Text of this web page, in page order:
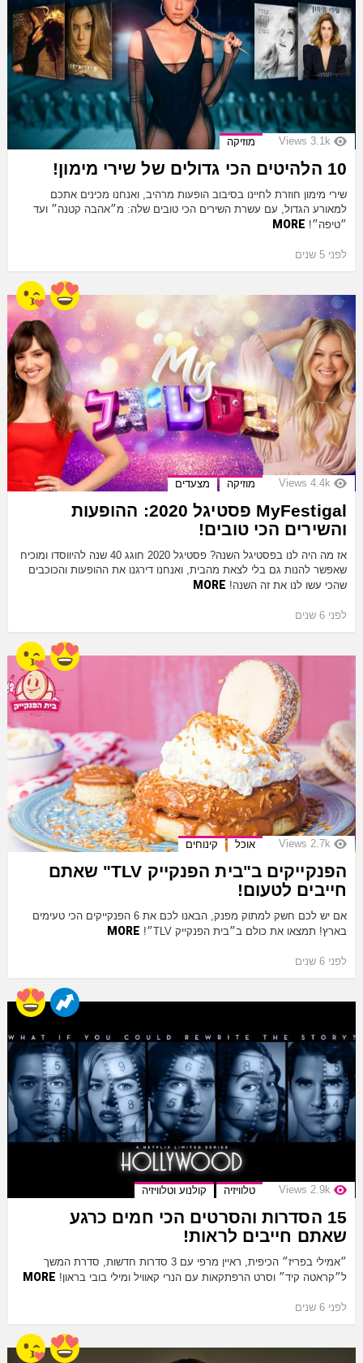
3.1k
Views מוזיקה
10 הלהיטים הכי גדולים של שירי מימון!
שירי מימון חוזרת לחיינו בסיבוב הופעות מרהיב, ואנחנו מכינים אתכם
למאורע הגדול, עם עשרת השירים הכי טובים שלה: מ״אהבה קטנה״ ועד
״טיפה״! MORE
לפני 5 שנים
4.4k
Views מוזיקה מצעדים
MyFestigal פסטיגל 2020: ההופעות
והשירים הכי טובים!
אז מה היה לנו בפסטיגל השנה? פסטיגל 2020 חוגג 40 שנה להיווסדו ומוכיח
שאפשר להנות גם בלי לצאת מהבית, ואנחנו דירגנו את ההופעות והכוכבים
שהכי עשו לנו את זה השנה! MORE
לפני 6 שנים
2.7k
Views אוכל קינוחים
הפנקייקים ב"בית הפנקייק TLV" שאתם
חייבים לטעום!
אם יש לכם חשק למתוק מפנק, הבאנו לכם את 6 הפנקייקים הכי טעימים
בארץ! תמצאו את כולם ב״בית הפנקייק TLV״!
MORE
לפני 6 שנים
2.9k
Views טלוויזיה קולנוע וטלוויזיה
15 הסדרות והסרטים הכי חמים כרגע
שאתם חייבים לראות!
״אמילי בפריז״ הכיפית, ראיין מרפי עם 3 סדרות חדשות, סדרת המשך
ל״קראטה קיד״ וסרט הרפתקאות עם הנרי קאוויל ומילי בובי בראון! MORE
לפני 6 שנים